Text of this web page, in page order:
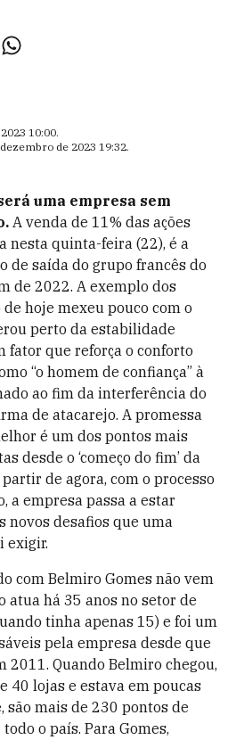
10:00.
de 2023 19:32.
uma empresa sem
A venda de 11% das ações
nesta quinta-feira (22), é a
de saída do grupo francês do
de 2022. A exemplo dos
hoje mexeu pouco com o
perto da estabilidade
fator que reforça o conforto
“o homem de confiança” à
ao fim da interferência do
de atacarejo. A promessa
é um dos pontos mais
desde o ‘começo do fim’ da
de agora, com o processo
a empresa passa a estar
novos desafios que uma
exigir.
com Belmiro Gomes não vem
atua há 35 anos no setor de
tinha apenas 15) e foi um
pela empresa desde que
2011. Quando Belmiro chegou,
40 lojas e estava em poucas
são mais de 230 pontos de
o país. Para Gomes,